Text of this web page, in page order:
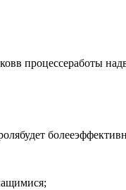
процессеработы